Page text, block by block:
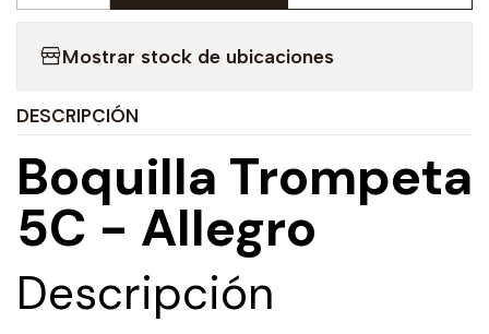
Mostrar stock de ubicaciones
DESCRIPCIÓN
Boquilla Trompeta
5C - Allegro
Descripción